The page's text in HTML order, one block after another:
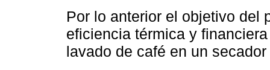
Por lo anterior el objetivo del
eficiencia térmica y
lavado de café en un